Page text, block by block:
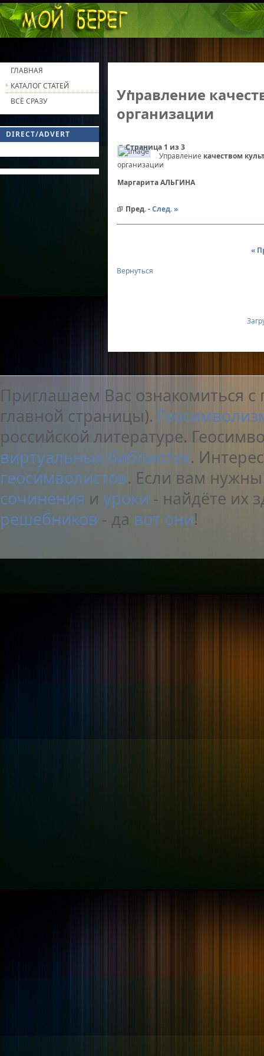
Управление
организации
Страница 1 из 3
Управление качеством
организации
Маргарита АЛЬГИНА
Пред. -След. »
«
Вернуться
ГЛАВНАЯ
КАТАЛОГ СТАТЕЙ
ВСЁ СРАЗУ
DIRECT/ADVERT
Приглашаем Вас ознакомиться
главной страницы).
российской литературе.
виртуальных библиотек.
геосимволистов. Если вам
сочинения и уроки - найдёте их
решебников - да вот они!